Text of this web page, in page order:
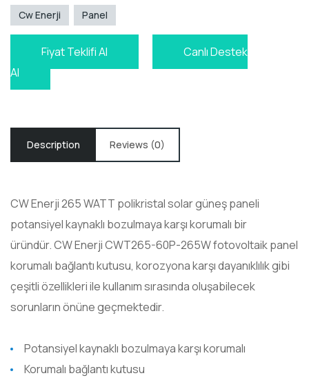
Cw Enerji Panel
Fiyat Teklifi Al
Canlı Destek
Al
Description Reviews (0)
CW Enerji 265 WATT polikristalsolar güneş paneli
potansiyel kaynaklı bozulmaya karşı korumalı bir
üründür.CW Enerji CWT265-60P-265Wfotovoltaikpanel
korumalı bağlantı kutusu, korozyona karşı dayanıklılık gibi
çeşitli özellikleri ile kullanım sırasında oluşabilecek
sorunların önüne geçmektedir.
Potansiyel kaynaklı bozulmaya karşı korumalı
Korumalı bağlantı kutusu